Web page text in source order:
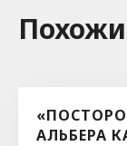
АЛЬБЕРА